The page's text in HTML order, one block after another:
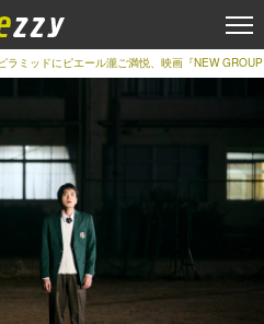
ラミッドにピエール瀧ご満悦、映画『NEW